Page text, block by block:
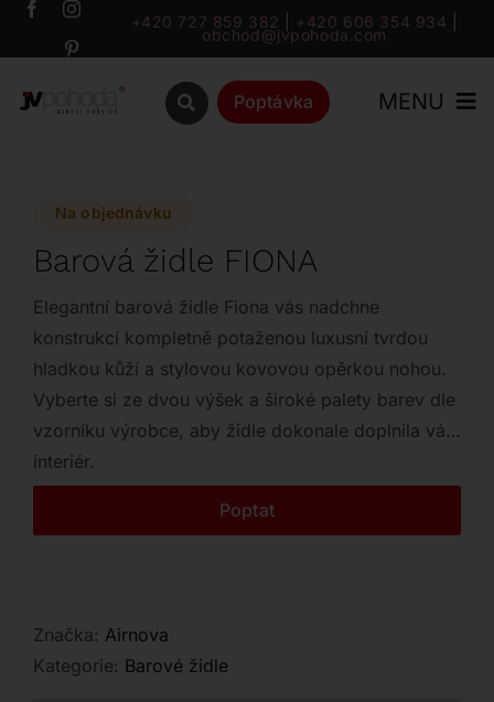
Přeskočit
+420 727 859 382 +420 606 354 934
obchod@jvpohoda.com
Poptávka MENU
Katalog
Značky
Outlet
Kontakt
Na objednávku
Barová židle FIONA
Elegantní barová židle Fiona vás nadchne
konstrukcí kompletně potaženou luxusní tvrdou
hladkou kůží a stylovou kovovou opěrkou nohou.
Vyberte si ze dvou výšek a široké palety barev dle
vzorníku výrobce, aby židle dokonale doplnila váš
interiér.
Poptat
Značka: Airnova
Kategorie: Barové židle